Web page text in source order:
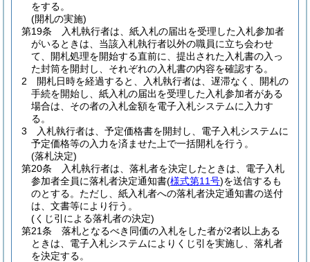
をする。
(開札の実施)
第19条
入札執行者は、紙入札の届出を受理した入札参加者
がいるときは、当該入札執行者以外の職員に立ち会わせ
て、開札処理を開始する直前に、提出された入札書の入っ
た封筒を開封し、それぞれの入札書の内容を確認する。
2
開札日時を経過すると、入札執行者は、遅滞なく、開札の
手続を開始し、紙入札の届出を受理した入札参加者がある
場合は、その者の入札金額を電子入札システムに入力す
る。
3
入札執行者は、予定価格書を開封し、電子入札システムに
予定価格等の入力を済ませた上で一括開札を行う。
(落札決定)
第20条
入札執行者は、落札者を決定したときは、電子入札
参加者全員に落札者決定通知書(様式第11号)を送信するも
のとする。 ただし、紙入札者への落札者決定通知書の送付
は、文書等により行う。
(くじ引による落札者の決定)
第21条
落札となるべき同価の入札をした者が2者以上ある
ときは、電子入札システムによりくじ引を実施し、落札者
を決定する。